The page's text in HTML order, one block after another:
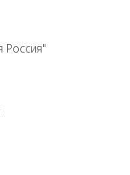
Россия"